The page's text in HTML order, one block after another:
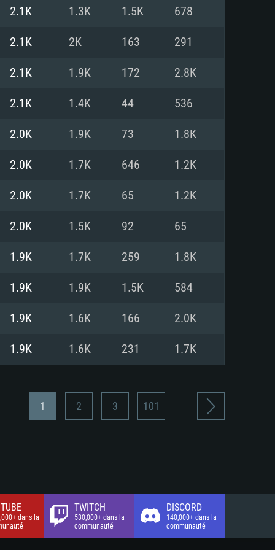
DirectX 11 ou plus et
1060 et plus, Radeon RX
Internet à haut débit
(client complet)
Vega II ou plus avec
Internet à haut débit
(client complet)
1060 avec les derniers
mois) / de même pour AMD
les derniers drivers de
(client complet)
2.1K 1.3K 1.5K 678
2.1K 2K 163 291
2.1K 1.9K 172 2.8K
2.1K 1.4K 44 536
2.0K 1.9K 73 1.8K
2.0K 1.7K 646 1.2K
2.0K 1.7K 65 1.2K
2.0K 1.5K 92 65
1.9K 1.7K 259 1.8K
1.9K 1.9K 1.5K 584
1.9K 1.6K 166 2.0K
1.9K 1.6K 231 1.7K
1 2 3 101
dans la
TWITCH
530,000+ dans la
communauté
DISCORD
140,000+ dans la
communauté